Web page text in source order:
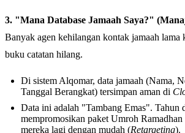
3. "Mana Database Jamaah Saya?"
Banyak agen kehilangan kontak jamaah lama
buku catatan hilang.
Di sistem Alqomar, data jamaah (Nama,
Tanggal Berangkat) tersimpan aman di
Data ini adalah "Tambang Emas". Tahun
mempromosikan paket Umroh
mereka lagi dengan mudah (Retargeting).